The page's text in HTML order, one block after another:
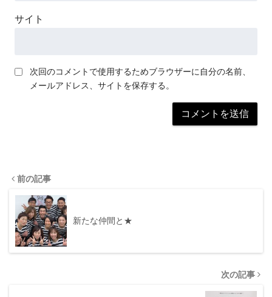
サイト
次回のコメントで使用するためブラウザーに自分の名前、
メールアドレス、サイトを保存する。
前の記事
新たな仲間と★
次の記事